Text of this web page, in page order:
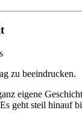
zu beeindrucken.
eigene
geht steil hinauf